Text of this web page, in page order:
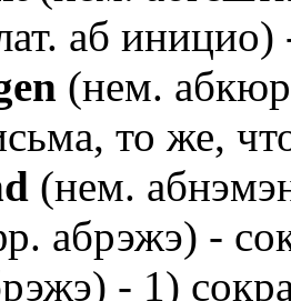
аб иницио)
(нем.
то же,
(нем.
абрэжэ) -
- 1)